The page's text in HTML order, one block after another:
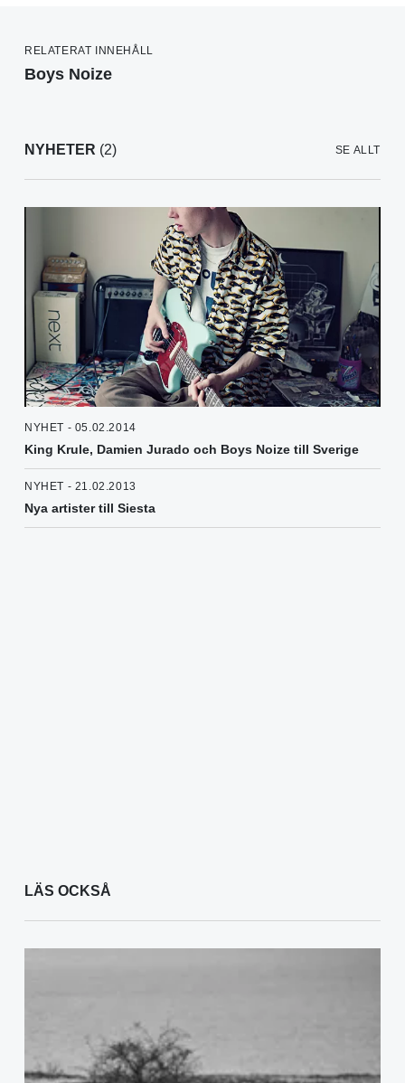
RELATERAT INNEHÅLL
Boys Noize
NYHETER (2) SE ALLT
NYHET - 05.02.2014
King Krule, Damien Jurado och Boys Noize till Sverige
NYHET - 21.02.2013
Nya artister till Siesta
LÄS OCKSÅ